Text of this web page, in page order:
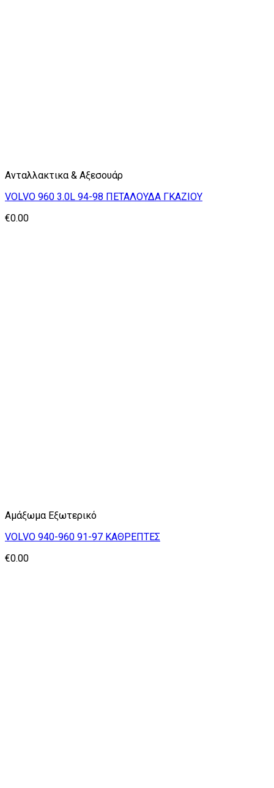
Ανταλλακτικα & Αξεσουάρ
VOLVO 960 3.0L 94-98 ΠΕΤΑΛΟΥΔΑ ΓΚΑΖΙΟΥ
€0.00
Αμάξωμα Εξωτερικό
VOLVO 940-960 91-97 ΚΑΘΡΕΠΤΕΣ
€0.00